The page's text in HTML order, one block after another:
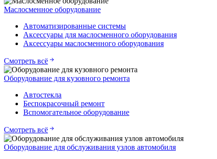
Маслосменное оборудование
Автоматизированные системы
Аксессуары для маслосменного оборудования
Аксессуары маслосменного оборудования
Смотреть всё
Оборудование для кузовного ремонта
Автостекла
Беспокрасочный ремонт
Вспомогательное оборудование
Смотреть всё
Оборудование для обслуживания узлов автомобиля